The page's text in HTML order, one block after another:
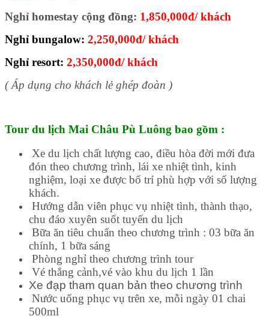
Nghỉ homestay cộng đồng: 1,850,000đ/ khách
Nghỉ bungalow: 2,250,000đ/ khách
Nghỉ resort: 2,350,000đ/ khách
( Áp dụng cho khách lẻ ghép đoàn )
Tour du lịch Mai Châu Pù Luông bao gồm :
Xe du lịch chất lượng cao, điều hòa đời mới đưa
đón theo chương trình, lái xe nhiệt tình, kinh
nghiệm, loại xe được bố trí phù hợp với số lượng
khách.
Hướng dẫn viên phục vụ nhiệt tình, thành thạo,
chu đáo xuyên suốt tuyến du lịch
Bữa ăn tiêu chuẩn theo chương trình : 03 bữa ăn
chính, 1 bữa sáng
Phòng nghỉ theo chương trình tour
Vé thắng cảnh,vé vào khu du lịch 1 lần
Xe đạp tham quan bản theo chương trình
Nước uống phục vụ trên xe, mỗi ngày 01 chai
500ml